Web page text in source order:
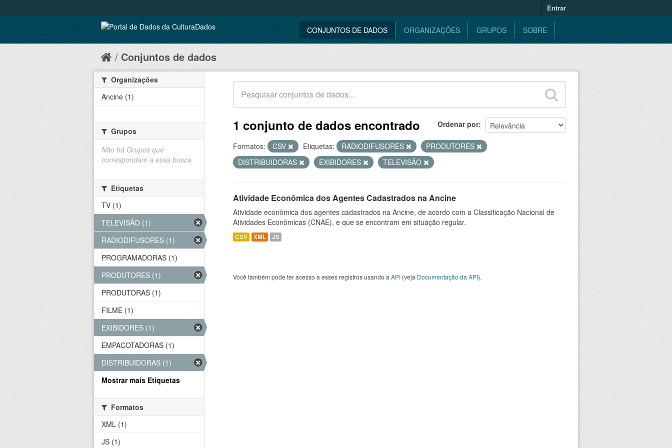
Entrar
CONJUNTOS DE DADOS ORGANIZAÇÕES GRUPOS SOBRE
Conjuntos de dados
Ordenar por
1 conjunto de dados encontrado
Formatos: CSV Etiquetas: RADIODIFUSORES
PRODUTORES
DISTRIBUIDORAS
EXIBIDORES TELEVISÃO
Atividade Econômica dos Agentes Cadastrados na Ancine
Atividade econômica dos agentes cadastrados na Ancine, de acordo com a Classificação Nacional de
Atividades Econômicas (CNAE), e que se encontram em situação regular.
CSV XML JS
Você também pode ter acesso a esses registros usando a API (veja Documentação da API).
Organizações
Ancine (1)
Grupos
Não há Grupos que
correspondam a essa busca
Etiquetas
TV (1)
TELEVISÃO (1)
RADIODIFUSORES (1)
PROGRAMADORAS (1)
PRODUTORES (1)
PRODUTORAS (1)
FILME (1)
EXIBIDORES (1)
EMPACOTADORAS (1)
DISTRIBUIDORAS (1)
Mostrar mais Etiquetas
Formatos
XML (1)
JS (1)